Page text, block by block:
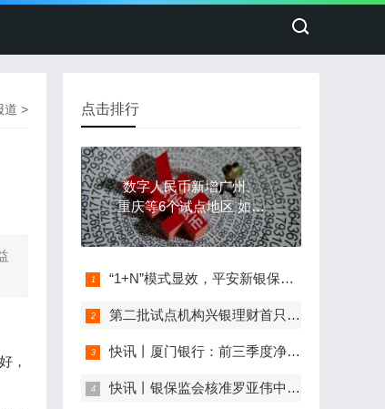
道 >
，
点击排行
数字人民币新增广州、
重庆等6个试点地区 如何
破解发展新问题？
“1+N”模式显效，平安新银保开售增额终身寿险受热捧
第二批试点机构兴银理财首只养老理财产品即将面世 专家建议在相关产品流动性上“做文章”
快讯丨厦门银行：前三季度净利润18亿元 同比增长19%
快讯丨银保监会核准罗亚伟中国人寿再保险董事会秘书任职资格